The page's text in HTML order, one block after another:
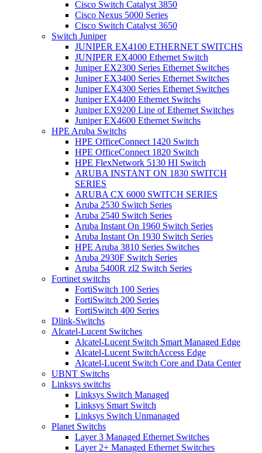
Cisco Switch Catalyst 3850
Cisco Nexus 5000 Series
Cisco Switch Catalyst 3650
Switch Juniper
JUNIPER EX4100 ETHERNET SWITCHS
JUNIPER EX4000 Ethernet Switch
Juniper EX2300 Series Ethernet Switches
Juniper EX3400 Series Ethernet Switches
Juniper EX4300 Series Ethernet Switches
Juniper EX4400 Ethernet Switchs
Juniper EX9200 Line of Ethernet Switches
Juniper EX4600 Ethernet Switchs
HPE Aruba Switchs
HPE OfficeConnect 1420 Switch
HPE OfficeConnect 1820 Switch
HPE FlexNetwork 5130 HI Switch
ARUBA INSTANT ON 1830 SWITCH
SERIES
ARUBA CX 6000 SWITCH SERIES
Aruba 2530 Switch Series
Aruba 2540 Switch Series
Aruba Instant On 1960 Switch Series
Aruba Instant On 1930 Switch Series
HPE Aruba 3810 Series Switches
Aruba 2930F Switch Series
Aruba 5400R zl2 Switch Series
Fortinet switchs
FortiSwitch 100 Series
FortiSwitch 200 Series
FortiSwitch 400 Series
Dlink-Switchs
Alcatel-Lucent Switches
Alcatel-Lucent Switch Smart Managed Edge
Alcatel-Lucent SwitchAccess Edge
Alcatel-Lucent Switch Core and Data Center
UBNT Switchs
Linksys switchs
Linksys Switch Managed
Linksys Smart Switch
Linksys Switch Unmanaged
Planet Switchs
Layer 3 Managed Ethernet Switches
Layer 2+ Managed Ethernet Switches